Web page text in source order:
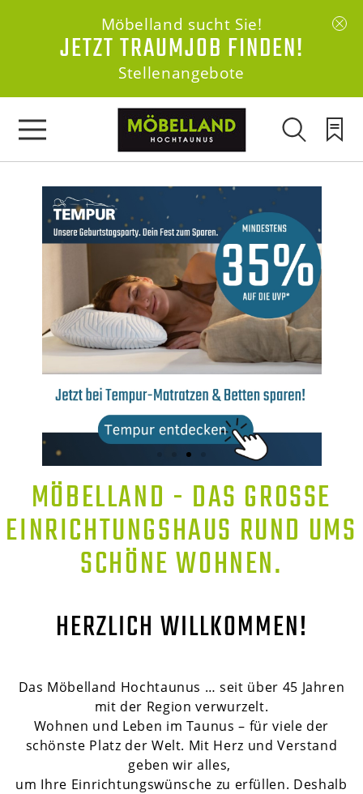
Möbelland sucht Sie!
JETZT TRAUMJOB FINDEN!
Stellenangebote
MÖBELLAND - DAS GROSSE E
INRICHTUNGSHAUS RUND UMS S
CHÖNE WOHNEN.
HERZLICH WILLKOMMEN!
Das Möbelland Hochtaunus … seit über 45 Jahren
mit der Region verwurzelt.
Wohnen und Leben im Taunus – für viele der
schönste Platz der Welt. Mit Herz und Verstand
geben wir alles,
um Ihre Einrichtungswünsche zu erfüllen. Deshalb